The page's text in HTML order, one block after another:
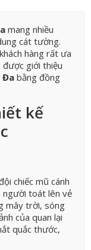
mang nhiều
cát tường.
hàng rất ưa
giới thiệu
Đabằng đồng
kế
chiếc mũ cánh
người toát lên vẻ
mây trời, sóng
của quan lại
quắc thước,